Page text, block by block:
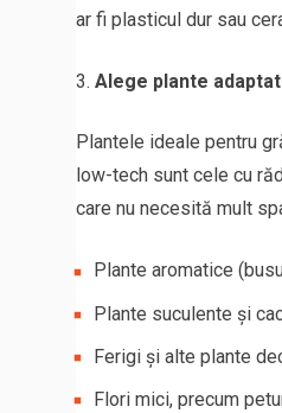
ar fi plasticul dur sau
Alege plante
Plantele ideale pentru
low-tech sunt cele cu
care nu necesită mult
Plante aromatice
Plante suculente și
Ferigi și alte plante
Flori mici, precum